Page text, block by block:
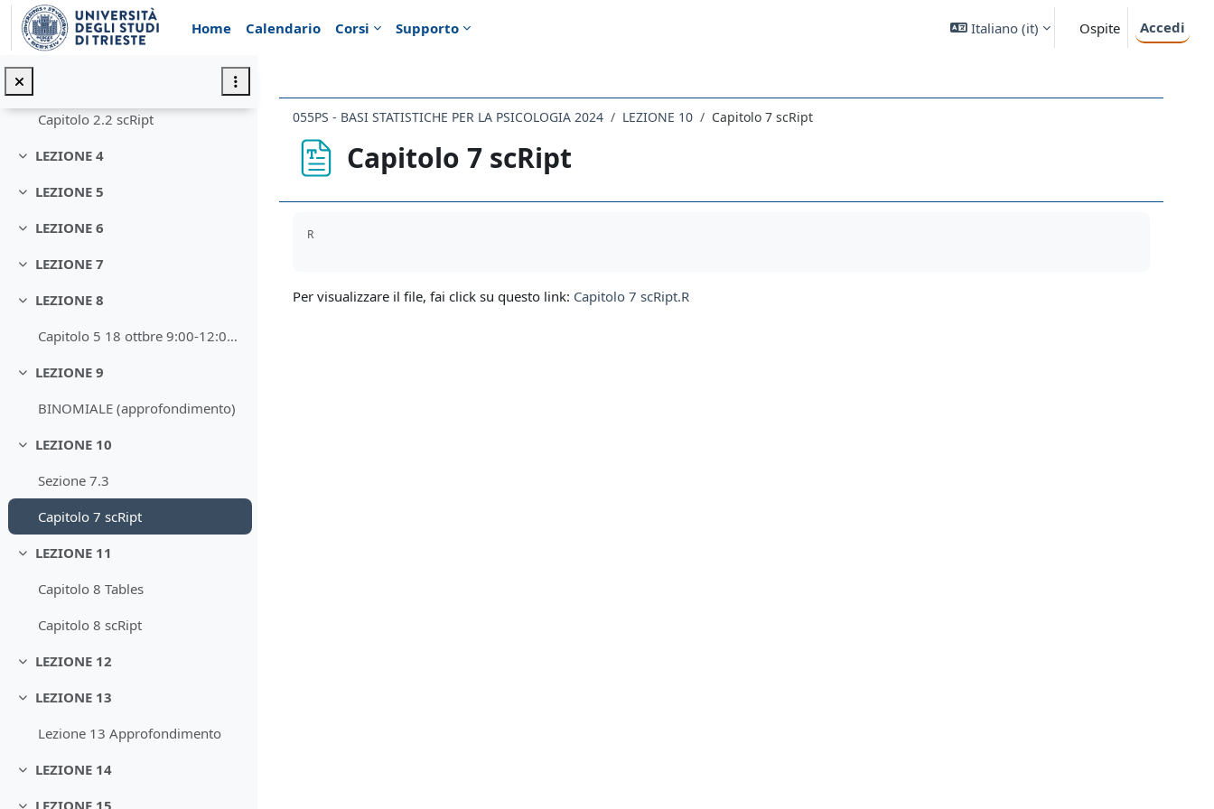
Vai al contenuto principale
Home
Calendario Corsi Supporto Italiano ‎(it)‎ Ospite Accedi
Capitolo 2 scRipt
Minimizza
LEZIONE 3
Capitolo 2.2 scRipt
Minimizza
LEZIONE 4
Minimizza
LEZIONE 5
Minimizza
LEZIONE 6
Minimizza
LEZIONE 7
Minimizza
LEZIONE 8
Capitolo 5 18 ottbre 9:00-12:00 Probabilità: defin...
Minimizza
LEZIONE 9
BINOMIALE (approfondimento)
Minimizza
LEZIONE 10
Sezione 7.3
Capitolo 7 scRipt
Minimizza
LEZIONE 11
Capitolo 8 Tables
Capitolo 8 scRipt
Minimizza
LEZIONE 12
Minimizza
LEZIONE 13
Lezione 13 Approfondimento
Minimizza
LEZIONE 14
055PS - BASI STATISTICHE PER LA PSICOLOGIA 2024 LEZIONE 10 Capitolo 7 scRipt
Capitolo 7 scRipt
R
Per visualizzare il file, fai click su questo link: Capitolo 7 scRipt.R